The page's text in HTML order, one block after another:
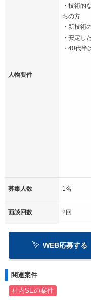
人物要件
・技術的
ちの方
・新技術
・安定し
・40代半
募集人数 1名
面談回数 2回
WEB応募する
関連案件
社内SEの案件